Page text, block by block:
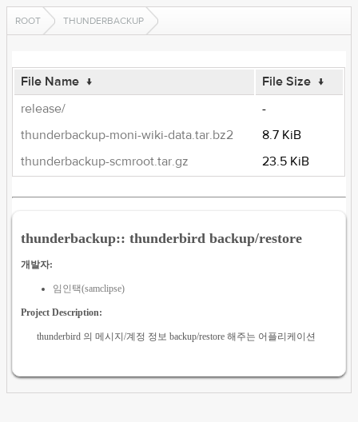
ROOT THUNDERBACKUP
File Name ↓ File Size ↓
release/
-
thunderbackup-moni-wiki-data.tar.bz2
8.7 KiB
thunderbackup-scmroot.tar.gz
23.5 KiB
thunderbackup:: thunderbird backup/restore
개발자:
임인택(samclipse)
Project Description:
thunderbird 의 메시지/계정 정보 backup/restore 해주는 어플리케이션